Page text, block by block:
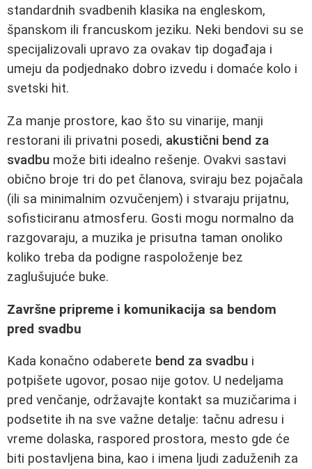
standardnih svadbenih klasika na engleskom,
španskom ili francuskom jeziku. Neki bendovi su se
specijalizovali upravo za ovakav tip događaja i
umeju da podjednako dobro izvedu i domaće kolo i
svetski hit.
Za manje prostore, kao što su vinarije, manji
restorani ili privatni posedi, akustični bend za
svadbu može biti idealno rešenje. Ovakvi sastavi
obično broje tri do pet članova, sviraju bez pojačala
(ili sa minimalnim ozvučenjem) i stvaraju prijatnu,
sofisticiranu atmosferu. Gosti mogu normalno da
razgovaraju, a muzika je prisutna taman onoliko
koliko treba da podigne raspoloženje bez
zaglušujuće buke.
Završne pripreme i komunikacija sa bendom
pred svadbu
Kada konačno odaberete bend za svadbu i
potpišete ugovor, posao nije gotov. U nedeljama
pred venčanje, održavajte kontakt sa muzičarima i
podsetite ih na sve važne detalje: tačnu adresu i
vreme dolaska, raspored prostora, mesto gde će
biti postavljena bina, kao i imena ljudi zaduženih za